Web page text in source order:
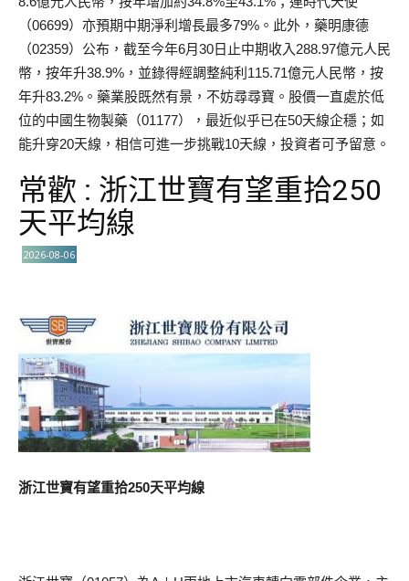
（06699）亦預期中期淨利增長最多79%。此外，藥明康德
（02359）公布，截至今年6月30日止中期收入288.97億元人民
幣，按年升38.9%，並錄得經調整純利115.71億元人民幣，按
年升83.2%。藥業股既然有景，不妨尋尋寶。股價一直處於低
位的中國生物製藥（01177），最近似乎已在50天線企穩；如
能升穿20天線，相信可進一步挑戰10天線，投資者可予留意。
常歡 : 浙江世寶有望重拾250
天平均線
2026-08-06
浙江世寶有望重拾250天平均線